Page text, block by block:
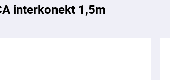
interkonekt 1,5m